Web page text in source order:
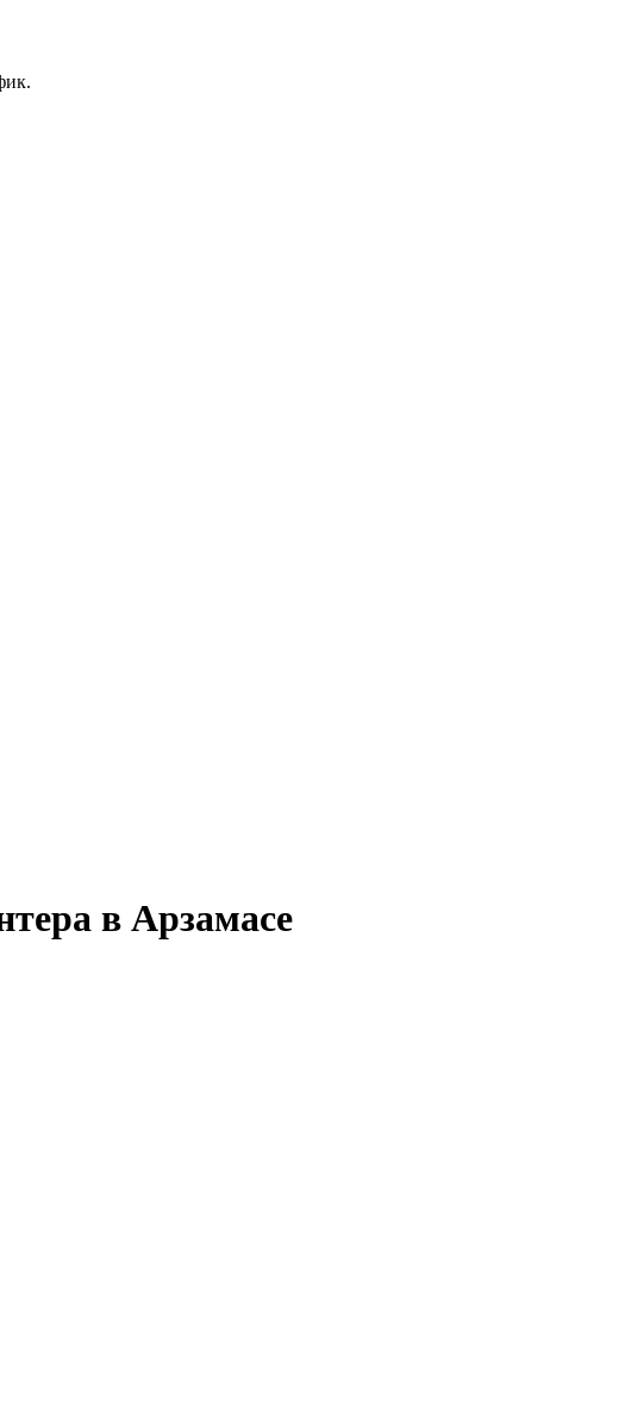
в Арзамасе